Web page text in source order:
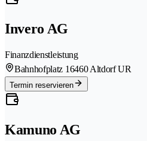
Invero AG
Finanzdienstleistung
Bahnhofplatz 16460 Altdorf UR
Termin reservieren
Kamuno AG